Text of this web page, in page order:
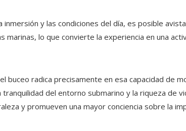
inmersión y las condiciones del día, es posible
marinas, lo que convierte la experiencia en una
buceo radica precisamente en esa capacidad de
del entorno submarino y la riqueza de
y promueven una mayor conciencia sobre la